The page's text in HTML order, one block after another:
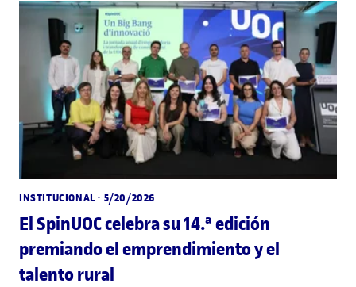
INSTITUCIONAL · 5/20/2026
El SpinUOC celebra su 14.ª edición
premiando el emprendimiento y el
talento rural